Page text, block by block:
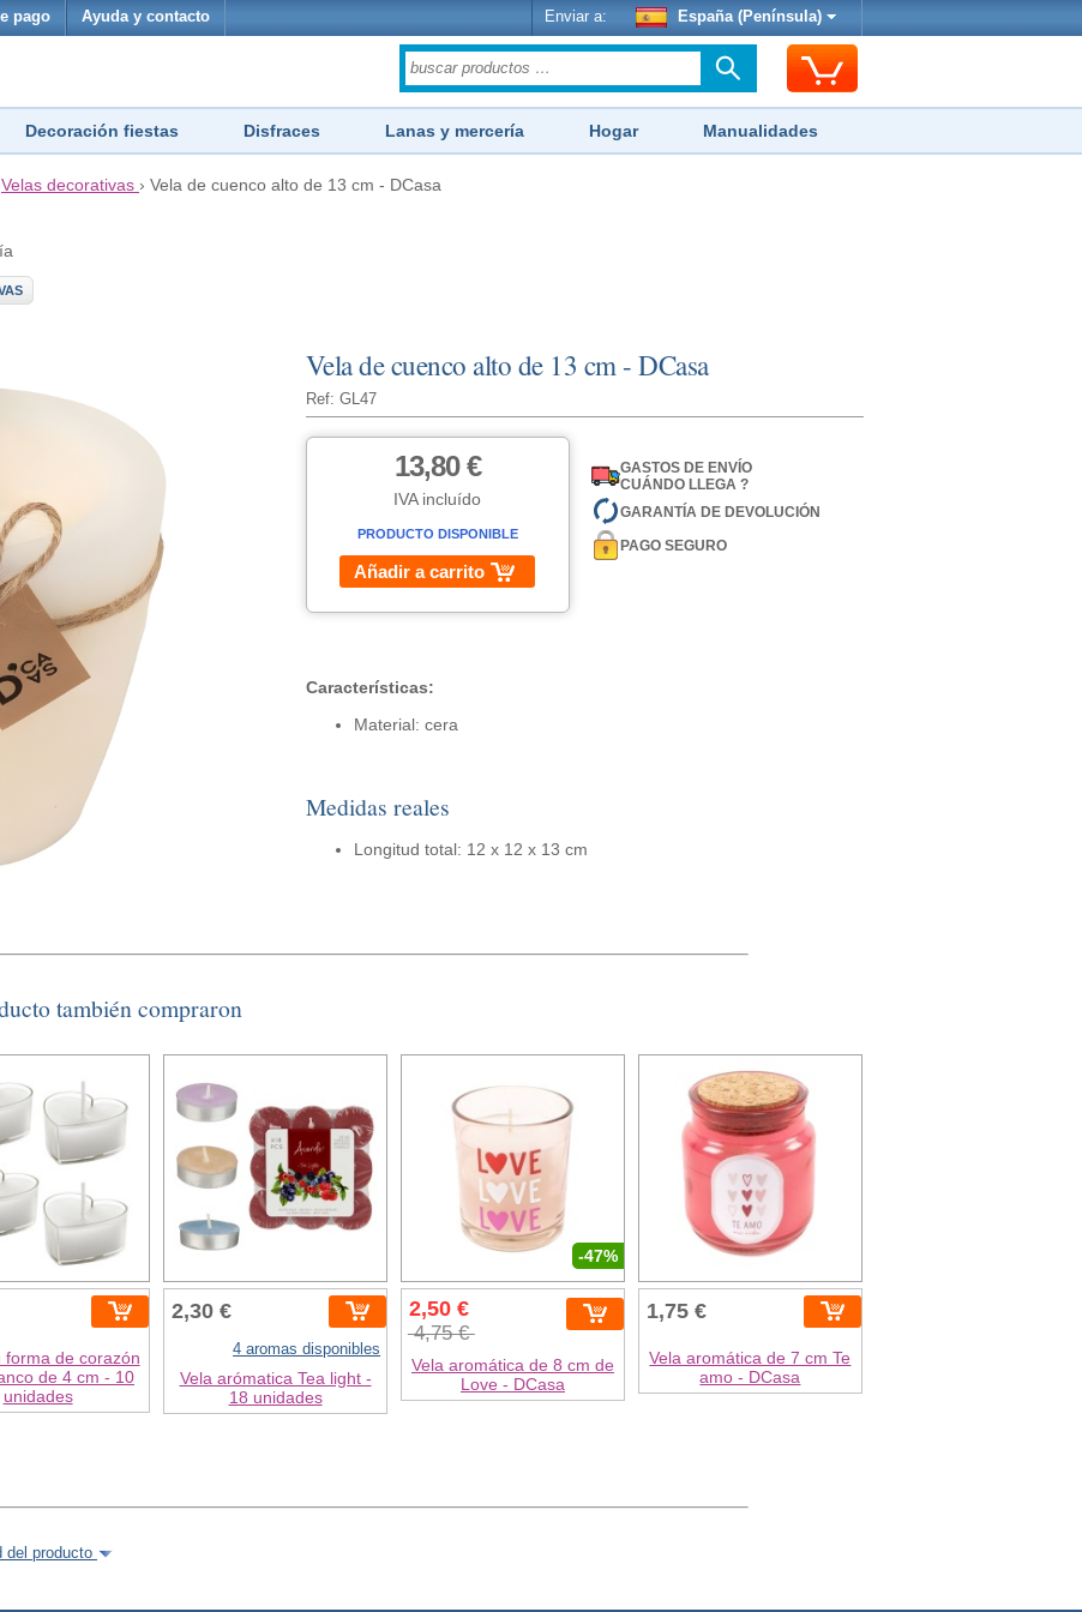
pago Ayuda y contacto Enviar a: España (Península)
Decoración fiestas Disfraces Lanas y mercería Hogar Manualidades
Velas decorativas › Vela de cuenco alto de 13 cm - DCasa
Vela de cuenco alto de 13 cm - DCasa
Ref: GL47
13,80 €
IVA incluído
PRODUCTO DISPONIBLE
Añadir a carrito
GASTOS DE ENVÍO
CUÁNDO LLEGA ?
GARANTÍA DE DEVOLUCIÓN
PAGO SEGURO
Características:
Material: cera
Medidas reales
Longitud total: 12 x 12 x 13 cm
también compraron
forma de corazón
de 4 cm - 10
unidades
2,30 €
4 aromas disponibles
Vela arómatica Tea light -
18 unidades
-47%
2,50 €
4,75 €
Vela aromática de 8 cm de
Love - DCasa
1,75 €
Vela aromática de 7 cm Te
amo - DCasa
del producto